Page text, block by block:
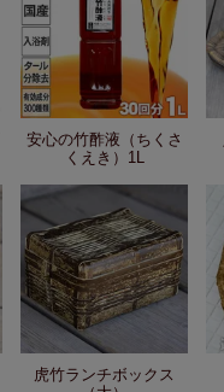
安心の竹酢液（ちくさ
くえき）1L
虎竹ランチボックス